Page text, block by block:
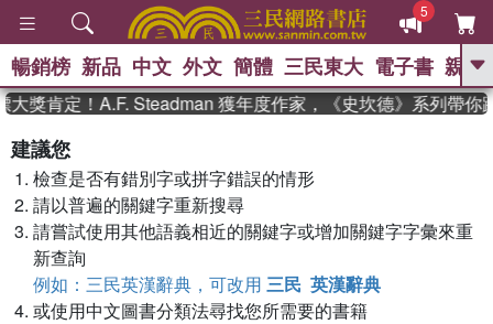
5
GO
繡 、 暑期推薦
李登輝時代
、 偉大的迷走神經 、 如果歷史是一
、
暢銷榜 新品 中文 外文 簡體 三民東大 電子書 親子
獎肯定！A.F. Steadman 獲年度作家，《史坎德》系列帶你
建議您
檢查是否有錯別字或拼字錯誤的情形
請以普遍的關鍵字重新搜尋
請嘗試使用其他語義相近的關鍵字或增加關鍵字字彙來重
新查詢
例如：三民英漢辭典，可改用 三民 英漢辭典
或使用中文圖書分類法尋找您所需要的書籍